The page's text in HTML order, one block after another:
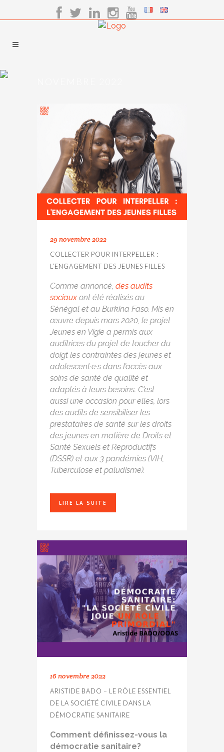
29 novembre 2022
COLLECTER POUR INTERPELLER :
L’ENGAGEMENT DES JEUNES FILLES
Comme annoncé, des audits
sociaux ont été réalisés au
Sénégal et au Burkina Faso. Mis en
œuvre depuis mars 2020, le projet
Jeunes en Vigie a permis aux
auditrices du projet de toucher du
doigt les contraintes des jeunes et
adolescent·e·s dans l’accès aux
soins de santé de qualité et
adaptés à leurs besoins. C’est
aussi une occasion pour elles, lors
des audits de sensibiliser les
prestataires de santé sur les droits
des jeunes en matière de Droits et
Santé Sexuels et Reproductifs
(DSSR) et aux 3 pandémies (VIH,
Tuberculose et paludisme).
LIRE LA SUITE
16 novembre 2022
ARISTIDE BADO – LE RÔLE ESSENTIEL
DE LA SOCIÉTÉ CIVILE DANS LA
DÉMOCRATIE SANITAIRE
Comment définissez-vous la
démocratie sanitaire?